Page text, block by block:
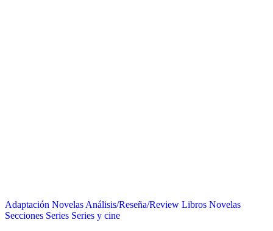
Adaptación Novelas Análisis/Reseña/Review Libros Novelas
Secciones Series Series y cine